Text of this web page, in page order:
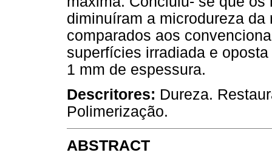
diminuíram a microdureza
comparados aos
superfícies irradiada e
1 mm de espessura.
Descritores: Dureza.
Polimerização.
ABSTRACT